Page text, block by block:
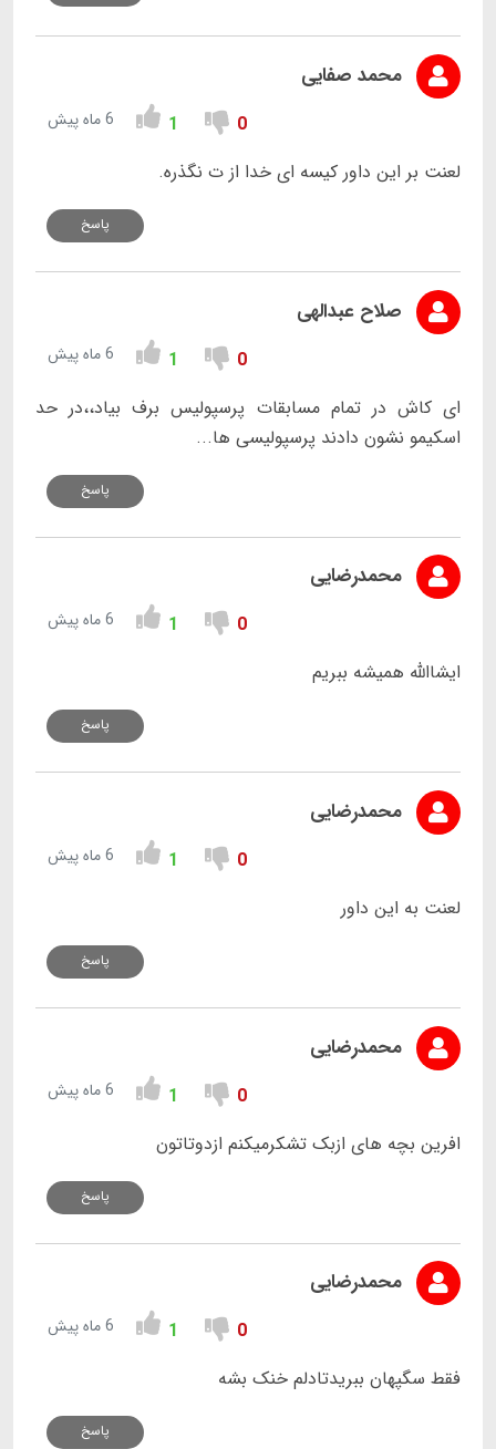
محمد صفایی
0
1 6 ماه پیش
لعنت بر این داور کیسه ای خدا از ت نگذره.
پاسخ
صلاح عبدالهی
0
1 6 ماه پیش
ای کاش در تمام مسابقات پرسپولیس برف بیاد،،در حد
اسکیمو نشون دادند پرسپولیسی ها...
پاسخ
محمدرضایی
0
1 6 ماه پیش
ایشاالله همیشه ببریم
پاسخ
محمدرضایی
0
1 6 ماه پیش
لعنت به این داور
پاسخ
محمدرضایی
0
1 6 ماه پیش
افرین بچه های ازبک تشکرمیکنم ازدوتاتون
پاسخ
محمدرضایی
0
1 6 ماه پیش
فقط سگپهان ببریدتادلم خنک بشه
پاسخ